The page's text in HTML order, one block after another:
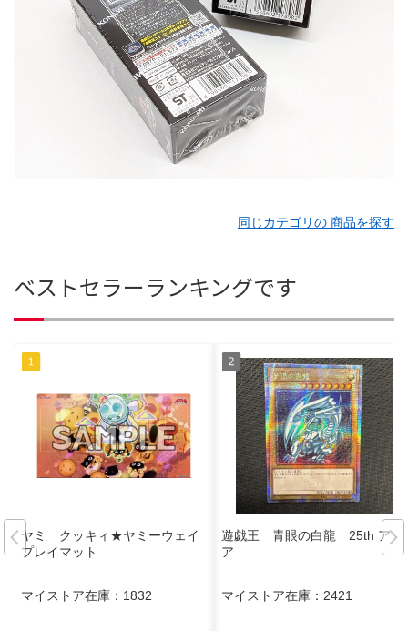
同じカテゴリの 商品を探す
ベストセラーランキングです
ヤミ クッキィ★ヤミーウェイ
プレイマット
マイストア在庫： 1832
遊戯王 青眼の白龍 25th アジ
ア
マイストア在庫： 2421